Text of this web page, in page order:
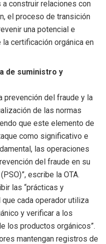
construir relaciones con
el proceso de transición
una potencial e
certificación orgánica en
de suministro y
prevención del fraude y la
de las normas
que este elemento de
como significativo e
las operaciones
del fraude en su
escribe la OTA.
las “prácticas y
cada operador utiliza
y verificar a los
los productos orgánicos”.
mantengan registros de